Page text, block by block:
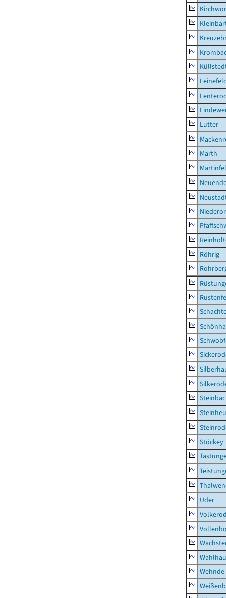
Lutter
Marth
Röhrig
Stöckey
Uder
Wehnde